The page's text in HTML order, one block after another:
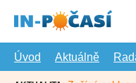
hlavní
Úvod
Aktuálně